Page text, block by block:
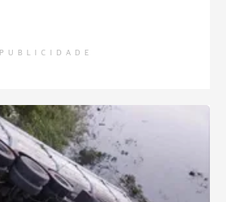
PUBLICIDADE